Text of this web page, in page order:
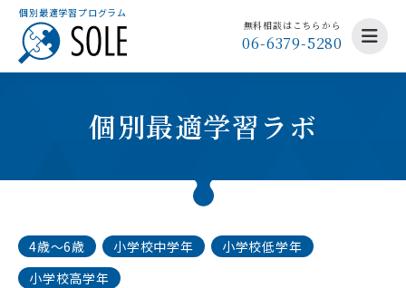
個別最適学習プログラム
無料相談はこちらから
06-6379-5280
個別最適学習ラボ
4歳～6歳 小学校中学年
小学校低学年
小学校高学年